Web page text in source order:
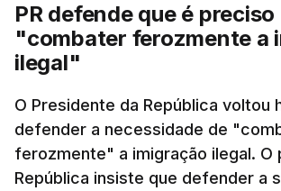
PR defende que é preciso
"combater ferozmente a
ilegal"
O Presidente da República voltou
defender a necessidade de
ferozmente" a imigração ilegal. O
República insiste que defender a